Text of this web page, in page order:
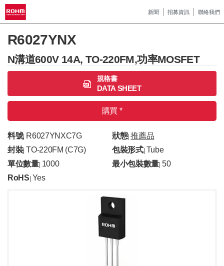
新聞 招募資訊 聯絡我們
R6027YNX
N溝道600V 14A, TO-220FM,功率MOSFET
規格書
DATA SHEET
購買 *
料號| R6027YNXC7G 狀態|推薦品
封裝| TO-220FM (C7G) 包裝形式| Tube
單位數量| 1000 最小包裝數量 |50
RoHS Yes